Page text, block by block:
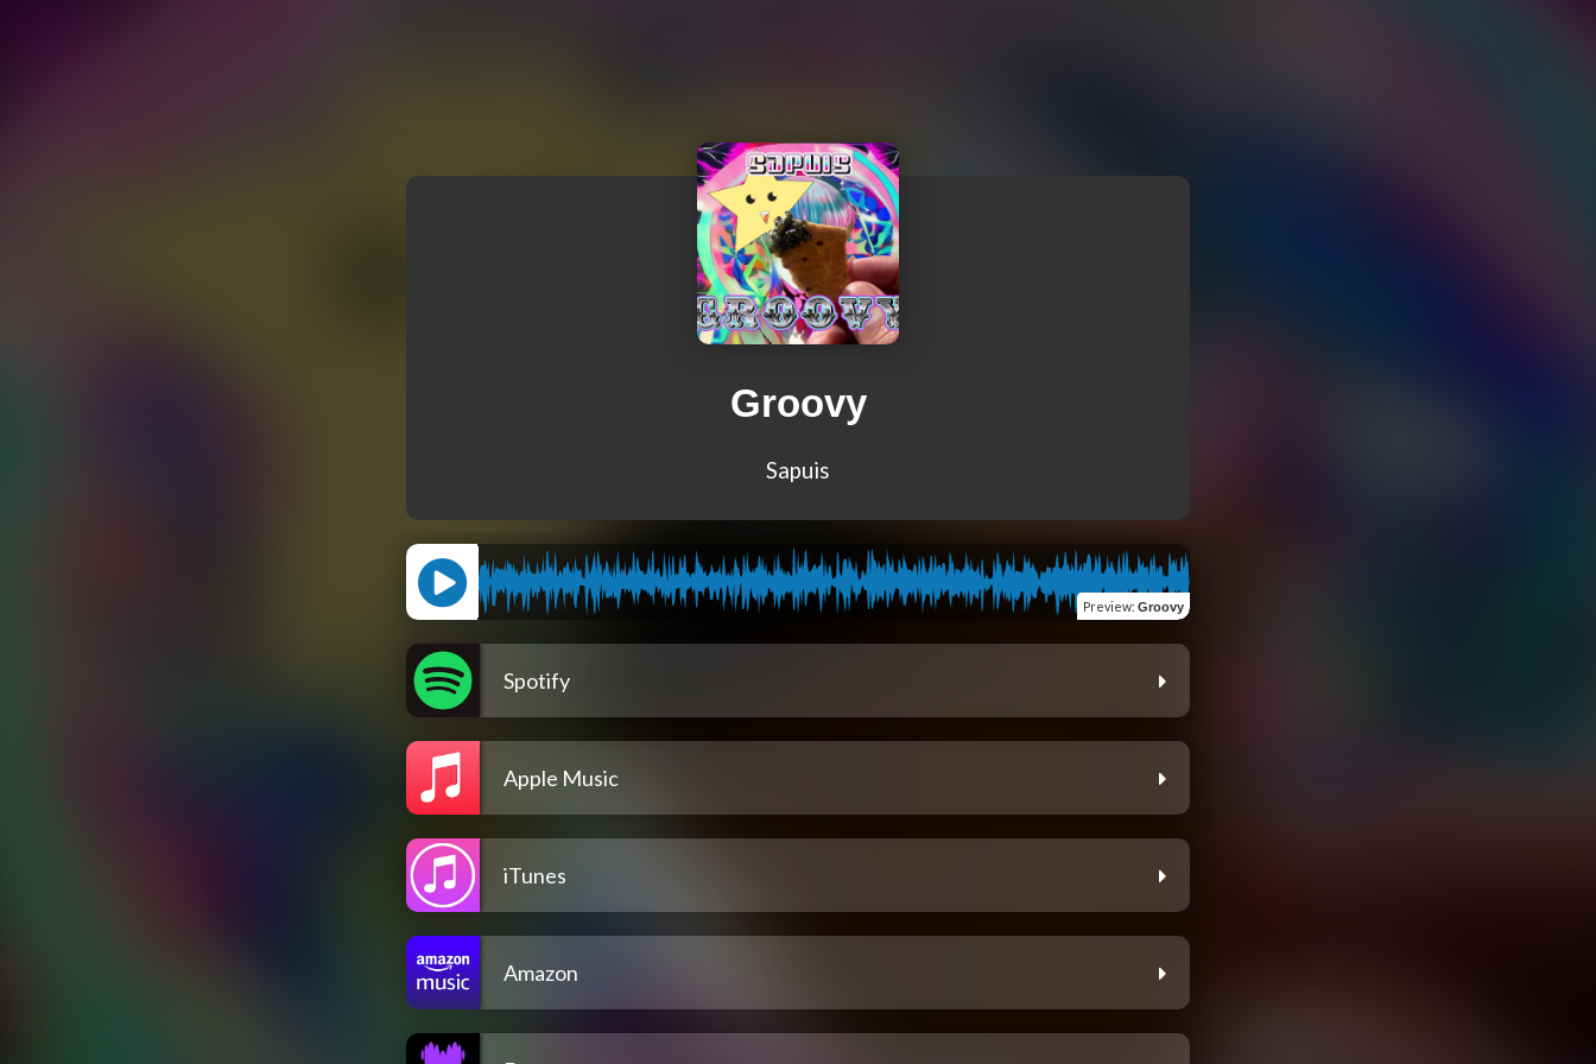
Groovy
Sapuis
Preview: Groovy
Spotify
Apple Music
iTunes
Amazon